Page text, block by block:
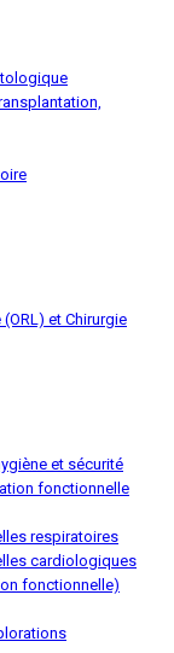
et Chirurgie
et sécurité
fonctionnelle
respiratoires
cardiologiques
fonctionnelle)